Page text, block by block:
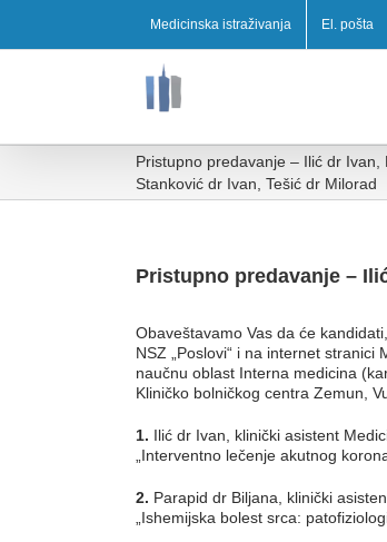
Medicinska istraživanja El. pošta
Pristupno predavanje – Ilić dr Ivan,
Stanković dr Ivan, Tešić dr Milorad
Pristupno predavanje –
Obaveštavamo Vas da će
NSZ „Poslovi“ i na internet
naučnu oblast Interna medicina
Kliničko bolničkog centra Zemun,
1. Ilić dr Ivan, klinički asistent
„Interventno lečenje akutnog
2. Parapid dr Biljana, klinički
„Ishemijska bolest srca: